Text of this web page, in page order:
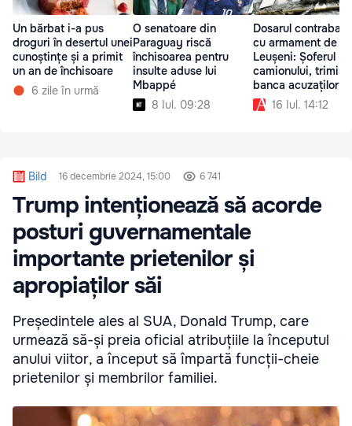
Un bărbat i-a pus
droguri în desertul unei
cunoștințe și a primit
un an de închisoare
6 zile în urmă
O senatoare din
Paraguay riscă
închisoarea pentru
insulte aduse lui
Mbappé
8 Iul. 09:28
Dosarul
cu armament de la
Leușeni: Șoferul
camionului, trimis
banca acuzaților în
România
16 Iul. 14:12
Bild 16 decembrie 2024, 15:00 6 741
Trump intenționează să acorde
posturi guvernamentale
importante prietenilor și
apropiaților săi
Președintele ales al SUA, Donald Trump, care
urmează să-și preia oficial atribuțiile la începutul
anului viitor, a început să împartă funcții-cheie
prietenilor și membrilor familiei.